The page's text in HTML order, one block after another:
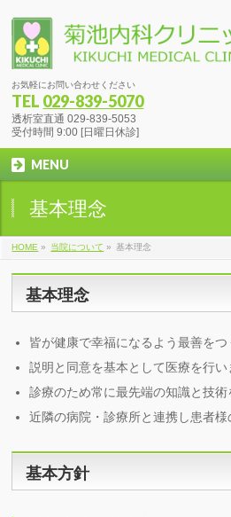
お気軽にお問い合わせください
TEL 029-839-5070
透析室直通 029-839-5053
受付時間 9:00 [日曜日休診]
MENU
基本理念
HOME » 当院について » 基本理念
基本理念
皆が健康で幸福になるよう最善をつ
説明と同意を基本として医療を行い
診療のため常に最先端の知識と技術
近隣の病院・診療所と連携し患者様
基本方針